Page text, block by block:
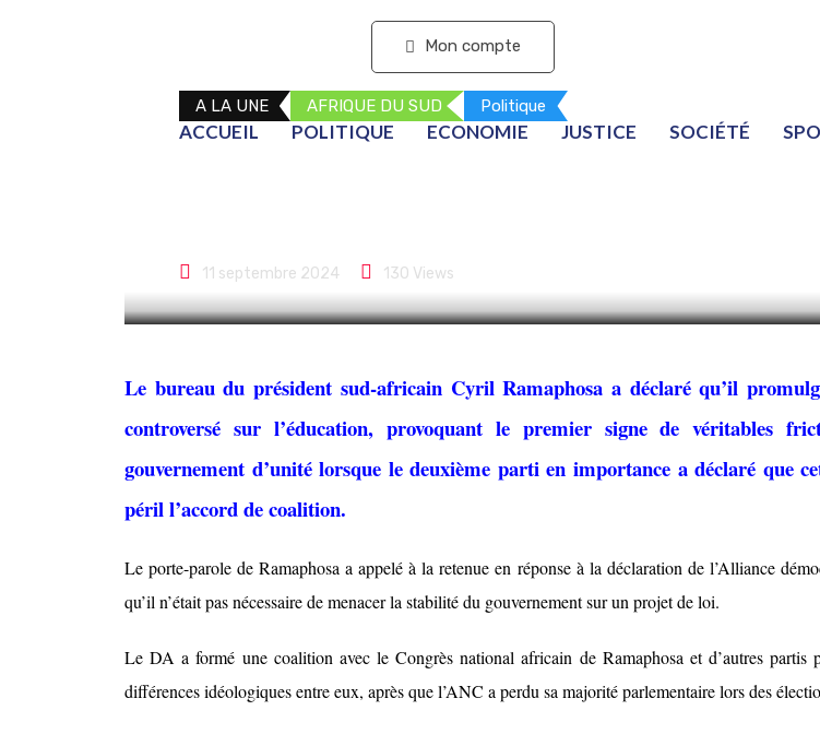
Mon compte
ACCUEIL POLITIQUE ECONOMIE JUSTICE SOCIÉTÉ
A LA UNE AFRIQUE DU SUD Politique
En Afrique du Sud, un projet
11 septembre 2024 130 Views
Le bureau du président sud-africain Cyril Ramaphosa a déclaré qu’il
controversé sur l’éducation, provoquant le premier signe de véritables
gouvernement d’unité lorsque le deuxième parti en importance a déclaré que
péril l’accord de coalition.
Le porte-parole de Ramaphosa a appelé à la retenue en réponse à la déclaration de l’Alliance
qu’il n’était pas nécessaire de menacer la stabilité du gouvernement sur un projet de loi.
Le DA a formé une coalition avec le Congrès national africain de Ramaphosa et d’autres partis
différences idéologiques entre eux, après que l’ANC a perdu sa majorité parlementaire lors des